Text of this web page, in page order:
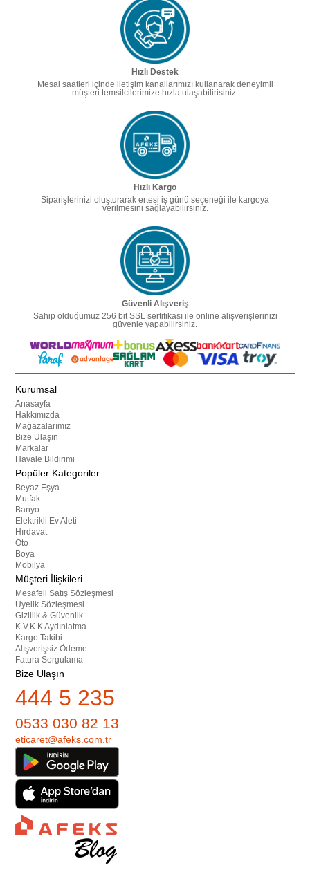
Hızlı Destek
Mesai saatleri içinde iletişim kanallarımızı kullanarak deneyimli
müşteri temsilcilerimize hızla ulaşabilirisiniz.
Hızlı Kargo
Siparişlerinizi oluşturarak ertesi iş günü seçeneği ile kargoya
verilmesini sağlayabilirsiniz.
Güvenli Alışveriş
Sahip olduğumuz 256 bit SSL sertifikası ile online alışverişlerinizi
güvenle yapabilirsiniz.
Kurumsal
Anasayfa
Hakkımızda
Mağazalarımız
Bize Ulaşın
Markalar
Havale Bildirimi
Popüler Kategoriler
Beyaz Eşya
Mutfak
Banyo
Elektrikli Ev Aleti
Hırdavat
Oto
Boya
Mobilya
Müşteri İlişkileri
Mesafeli Satış Sözleşmesi
Üyelik Sözleşmesi
Gizlilik & Güvenlik
K.V.K.K Aydınlatma
Kargo Takibi
Alışverişsiz Ödeme
Fatura Sorgulama
Bize Ulaşın
444 5 235
0533 030 82 13
eticaret@afeks.com.tr